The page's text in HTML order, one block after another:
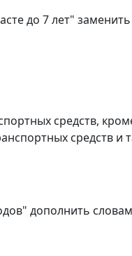
до 7 лет"
средств,
средств и
дополнить